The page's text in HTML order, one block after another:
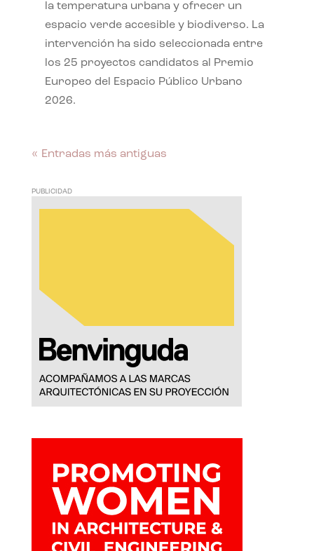
la temperatura urbana y ofrecer un
espacio verde accesible y biodiverso. La
intervención ha sido seleccionada entre
los 25 proyectos candidatos al Premio
Europeo del Espacio Público Urbano
2026.
« Entradas más antiguas
PUBLICIDAD